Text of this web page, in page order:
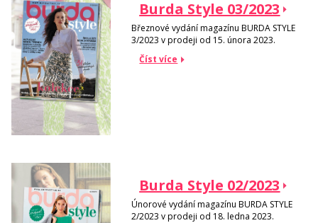
Burda Style 03/2023
Březnové vydání magazínu BURDA STYLE
3/2023 v prodeji od 15. února 2023.
Číst více
Burda Style 02/2023
Únorové vydání magazínu BURDA STYLE
2/2023 v prodeji od 18. ledna 2023.